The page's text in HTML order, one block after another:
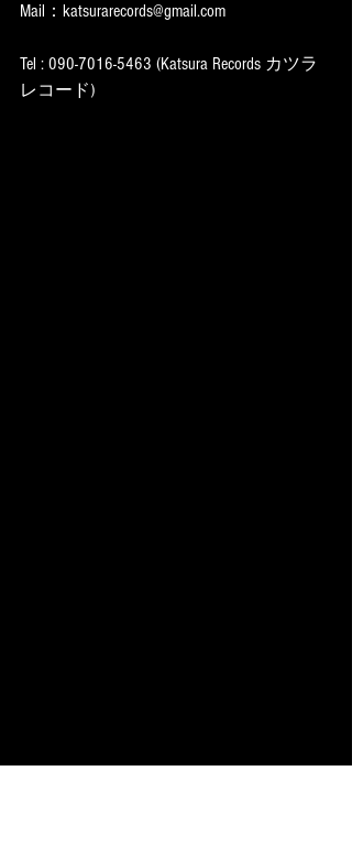
Mail：katsurarecords@gmail.com
Tel : 090-7016-5463 (Katsura Records カツラ
レコード)